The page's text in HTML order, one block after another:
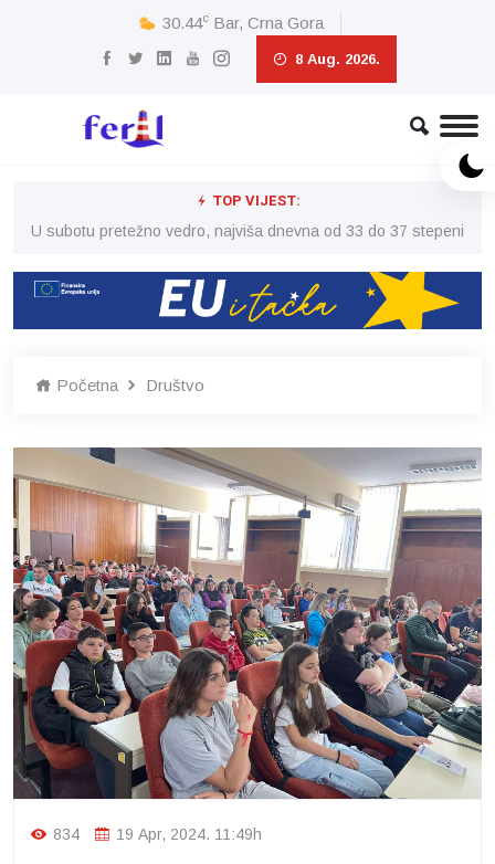
30.44c Bar, Crna Gora
8 Aug. 2026.
TOP VIJEST:
U subotu pretežno vedro, najviša dnevna od 33 do 37 stepeni
Početna Društvo
834 19 Apr, 2024. 11:49h